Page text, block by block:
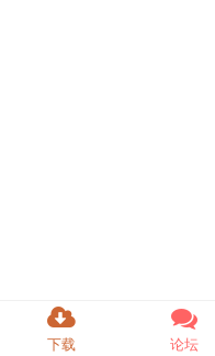
下载 论坛